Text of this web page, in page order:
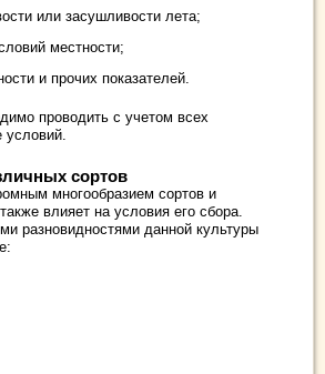
или засушливости лета;
местности;
и прочих показателей.
проводить с учетом всех
условий.
сортов
многообразием сортов и
влияет на условия его сбора.
разновидностями данной культуры